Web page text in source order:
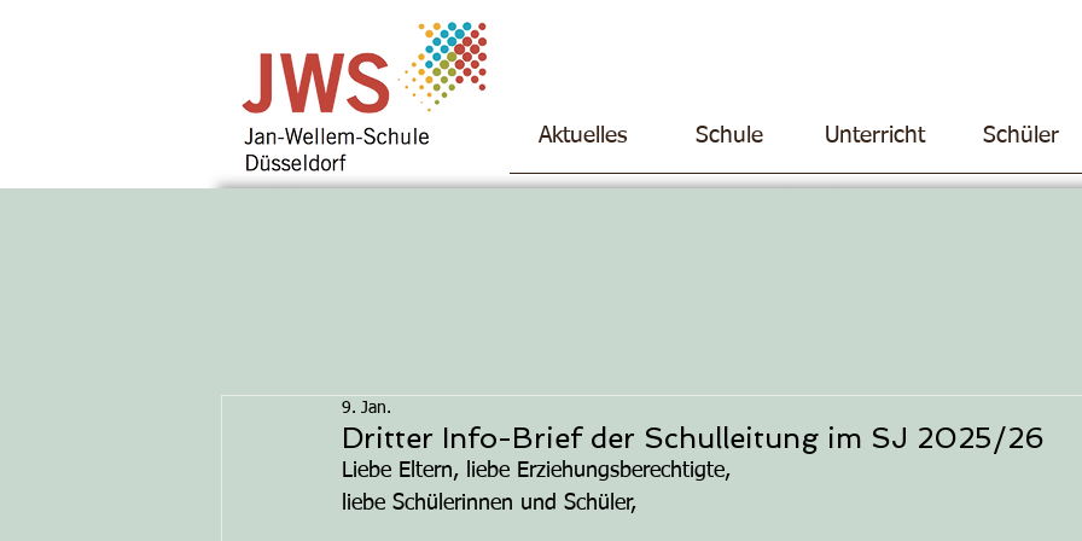
Aktuelles Schule Unterricht Schüler
Dritter Info-Brief der Schulleitung im SJ 2025/26
9. Jan.
Liebe Eltern, liebe Erziehungsberechtigte,
liebe Schülerinnen und Schüler,